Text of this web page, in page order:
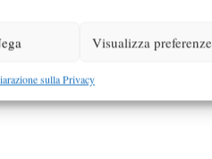
Visualizza preferenze
sulla Privacy